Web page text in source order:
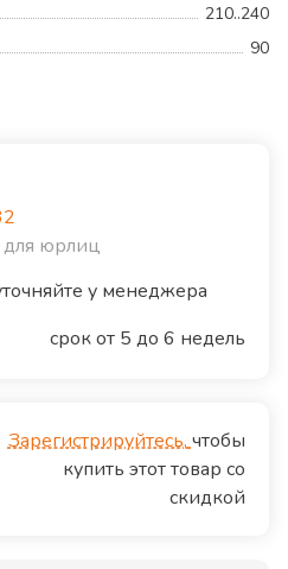
210..240
90
для юрлиц
у менеджера
срок от 5 до 6 недель
Зарегистрируйтесь,чтобы
купить этот товар со
скидкой